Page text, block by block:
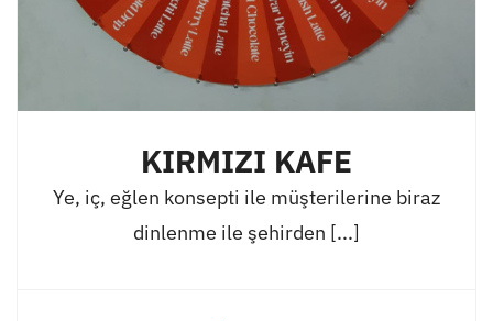
KIRMIZI KAFE
Ye, iç, eğlen konsepti ile müşterilerine biraz
dinlenme ile şehirden [...]